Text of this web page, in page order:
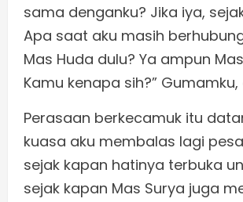
sama denganku? Jika iya,
Apa saat aku masih
Mas Huda dulu? Ya ampun
Kamu kenapa sih?”
Perasaan berkecamuk itu
kuasa aku membalas lagi
sejak kapan hatinya terbuka
sejak kapan Mas Surya juga